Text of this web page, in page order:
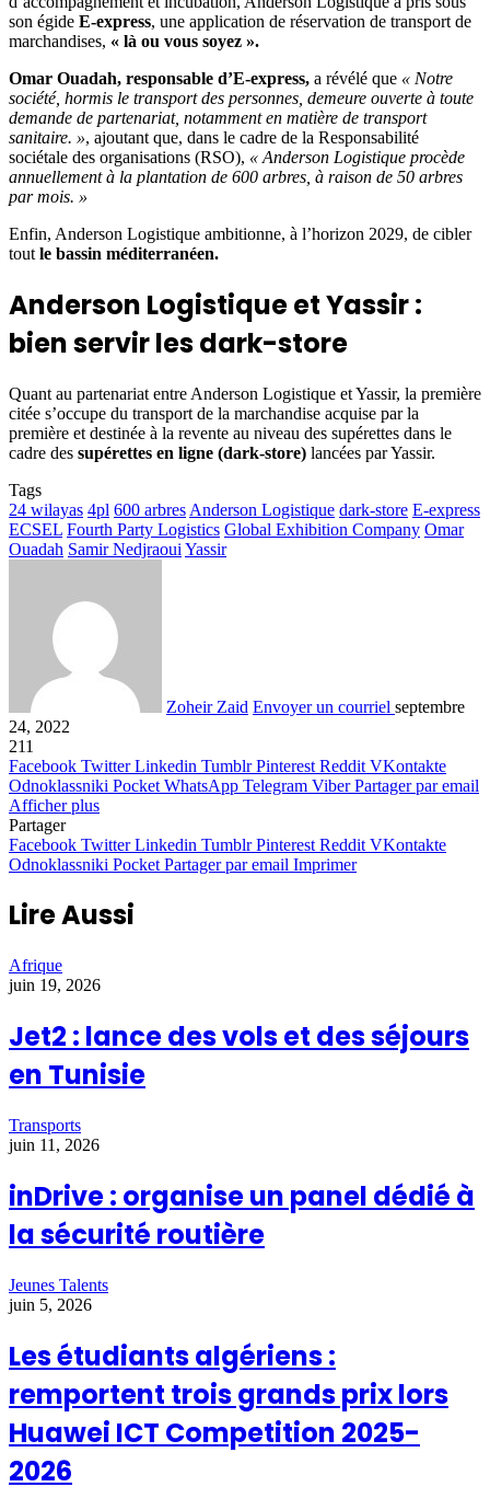
son égide E-express, une application de réservation de transport de
marchandises, « là ou vous soyez ».
Omar Ouadah, responsable d’E-express, a révélé que « Notre
société, hormis le transport des personnes, demeure ouverte à toute
demande de partenariat, notamment en matière de transport
sanitaire. », ajoutant que, dans le cadre de la Responsabilité
sociétale des organisations (RSO), « Anderson Logistique procède
annuellement à la plantation de 600 arbres, à raison de 50 arbres
par mois. »
Enfin, Anderson Logistique ambitionne, à l’horizon 2029, de cibler
tout le bassin méditerranéen.
Anderson Logistique et Yassir :
bien servir les dark-store
Quant au partenariat entre Anderson Logistique et Yassir, la première
citée s’occupe du transport de la marchandise acquise par la
première et destinée à la revente au niveau des supérettes dans le
cadre des supérettes en ligne (dark-store) lancées par Yassir.
Tags
24 wilayas 4pl 600 arbres Anderson Logistique dark-store E-express
ECSEL Fourth Party Logistics Global Exhibition Company Omar
Ouadah Samir Nedjraoui Yassir
Zoheir Zaid Envoyer un courriel septembre
24, 2022
211
Facebook Twitter Linkedin Tumblr Pinterest Reddit VKontakte
Odnoklassniki Pocket WhatsApp Telegram Viber Partager par email
Afficher plus
Partager
Facebook Twitter Linkedin Tumblr Pinterest Reddit VKontakte
Odnoklassniki Pocket Partager par email Imprimer
Lire Aussi
Afrique
juin 19, 2026
Jet2 : lance des vols et des séjours
en Tunisie
Transports
juin 11, 2026
inDrive : organise un panel dédié à
la sécurité routière
Jeunes Talents
juin 5, 2026
Les étudiants algériens :
remportent trois grands prix lors
Huawei ICT Competition 2025-
2026